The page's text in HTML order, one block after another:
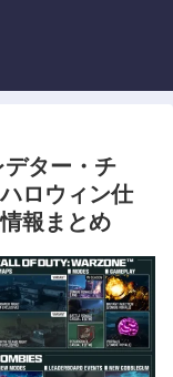
デター・チ
ロウィン仕
報まとめ